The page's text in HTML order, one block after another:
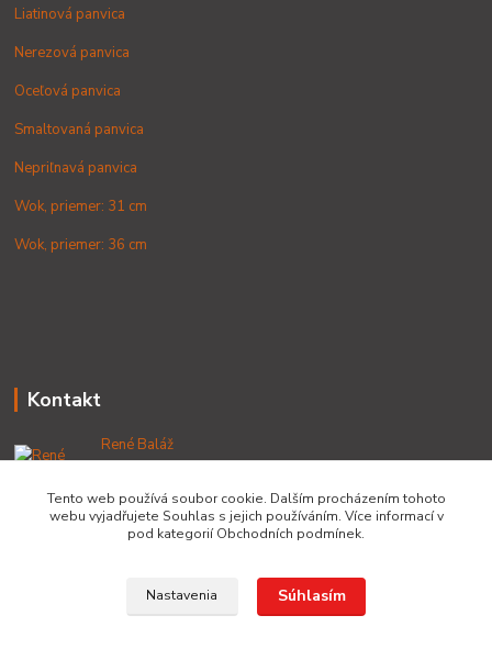
Liatinová panvica
Nerezová panvica
Oceľová panvica
Smaltovaná panvica
Nepriľnavá panvica
Wok, priemer: 31 cm
Wok, priemer: 36 cm
Kontakt
René Baláž
+421 902 212 007
od 8:00 - do 16:00 hod
info@lacnekotliky.sk
Tento web používá soubor cookie. Dalším procházením tohoto
webu vyjadřujete Souhlas s jejich používáním. Více informací v
pod kategorií Obchodních podmínek.
Nastavenia Súhlasím